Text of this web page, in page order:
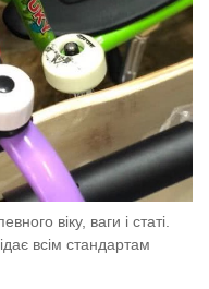
віку, ваги і статі.
всім стандартам